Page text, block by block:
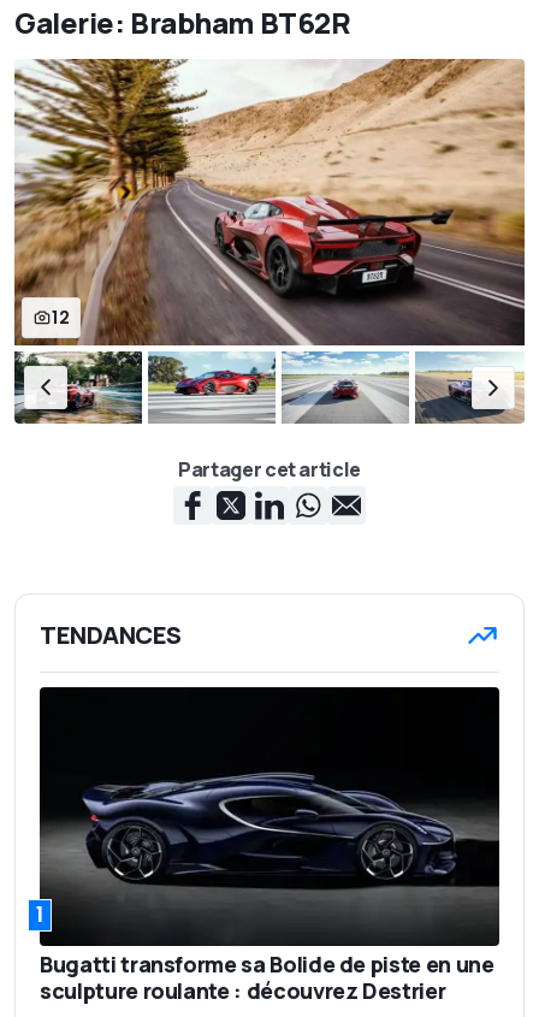
Galerie: Brabham BT62R
12
Partager cet article
TENDANCES
1
Bugatti transforme sa Bolide de piste en une
sculpture roulante : découvrez Destrier